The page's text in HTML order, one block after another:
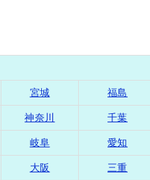
宮城 福島
神奈川 千葉
岐阜 愛知
大阪 三重